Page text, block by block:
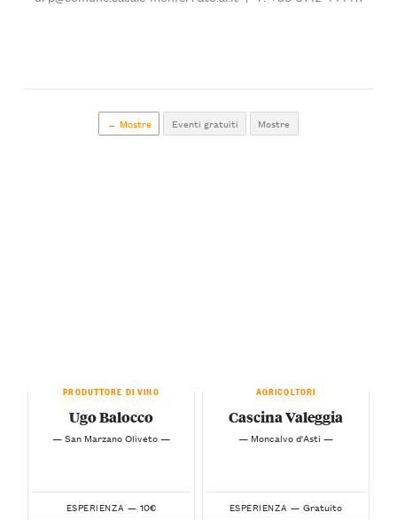
← Mostre Eventi gratuiti Mostre
PRODUTTORE DI VINO
Ugo Balocco
— San Marzano Oliveto —
ESPERIENZA — 10€
AGRICOLTORI
Cascina Valeggia
— Moncalvo d'Asti —
ESPERIENZA — Gratuito